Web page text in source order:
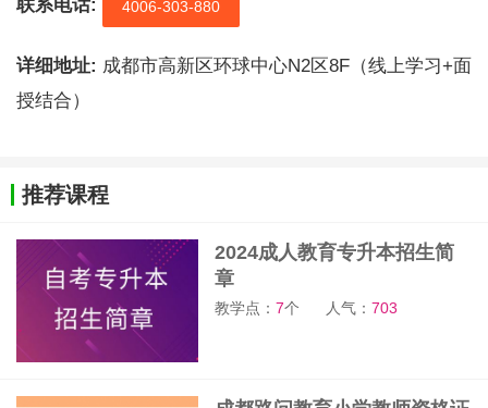
联系电话: 4006-303-880
详细地址: 成都市高新区环球中心N2区8F（线上学习+面
授结合）
推荐课程
2024成人教育专升本招生简
章
教学点：7个 人气：703